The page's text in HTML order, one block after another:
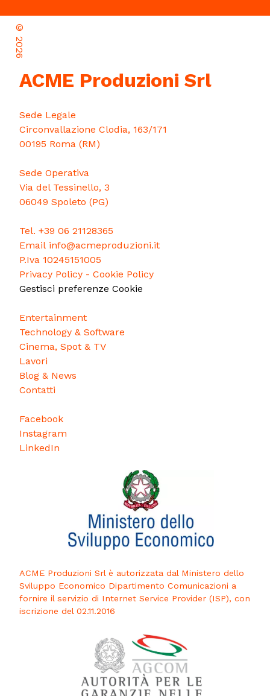
©
2026
ACME Produzioni Srl
Sede Legale
Circonvallazione Clodia, 163/171
00195 Roma (RM)
Sede Operativa
Via del Tessinello, 3
06049 Spoleto (PG)
Tel. +39 06 21128365
Email info@acmeproduzioni.it
P.Iva 10245151005
Privacy Policy - Cookie Policy
Gestisci preferenze Cookie
Entertainment
Technology & Software
Cinema, Spot & TV
Lavori
Blog & News
Contatti
Facebook
Instagram
LinkedIn
ACME Produzioni Srl è autorizzata dal Ministero dello
Sviluppo Economico Dipartimento Comunicazioni a
fornire il servizio di Internet Service Provider (ISP), con
iscrizione del 02.11.2016